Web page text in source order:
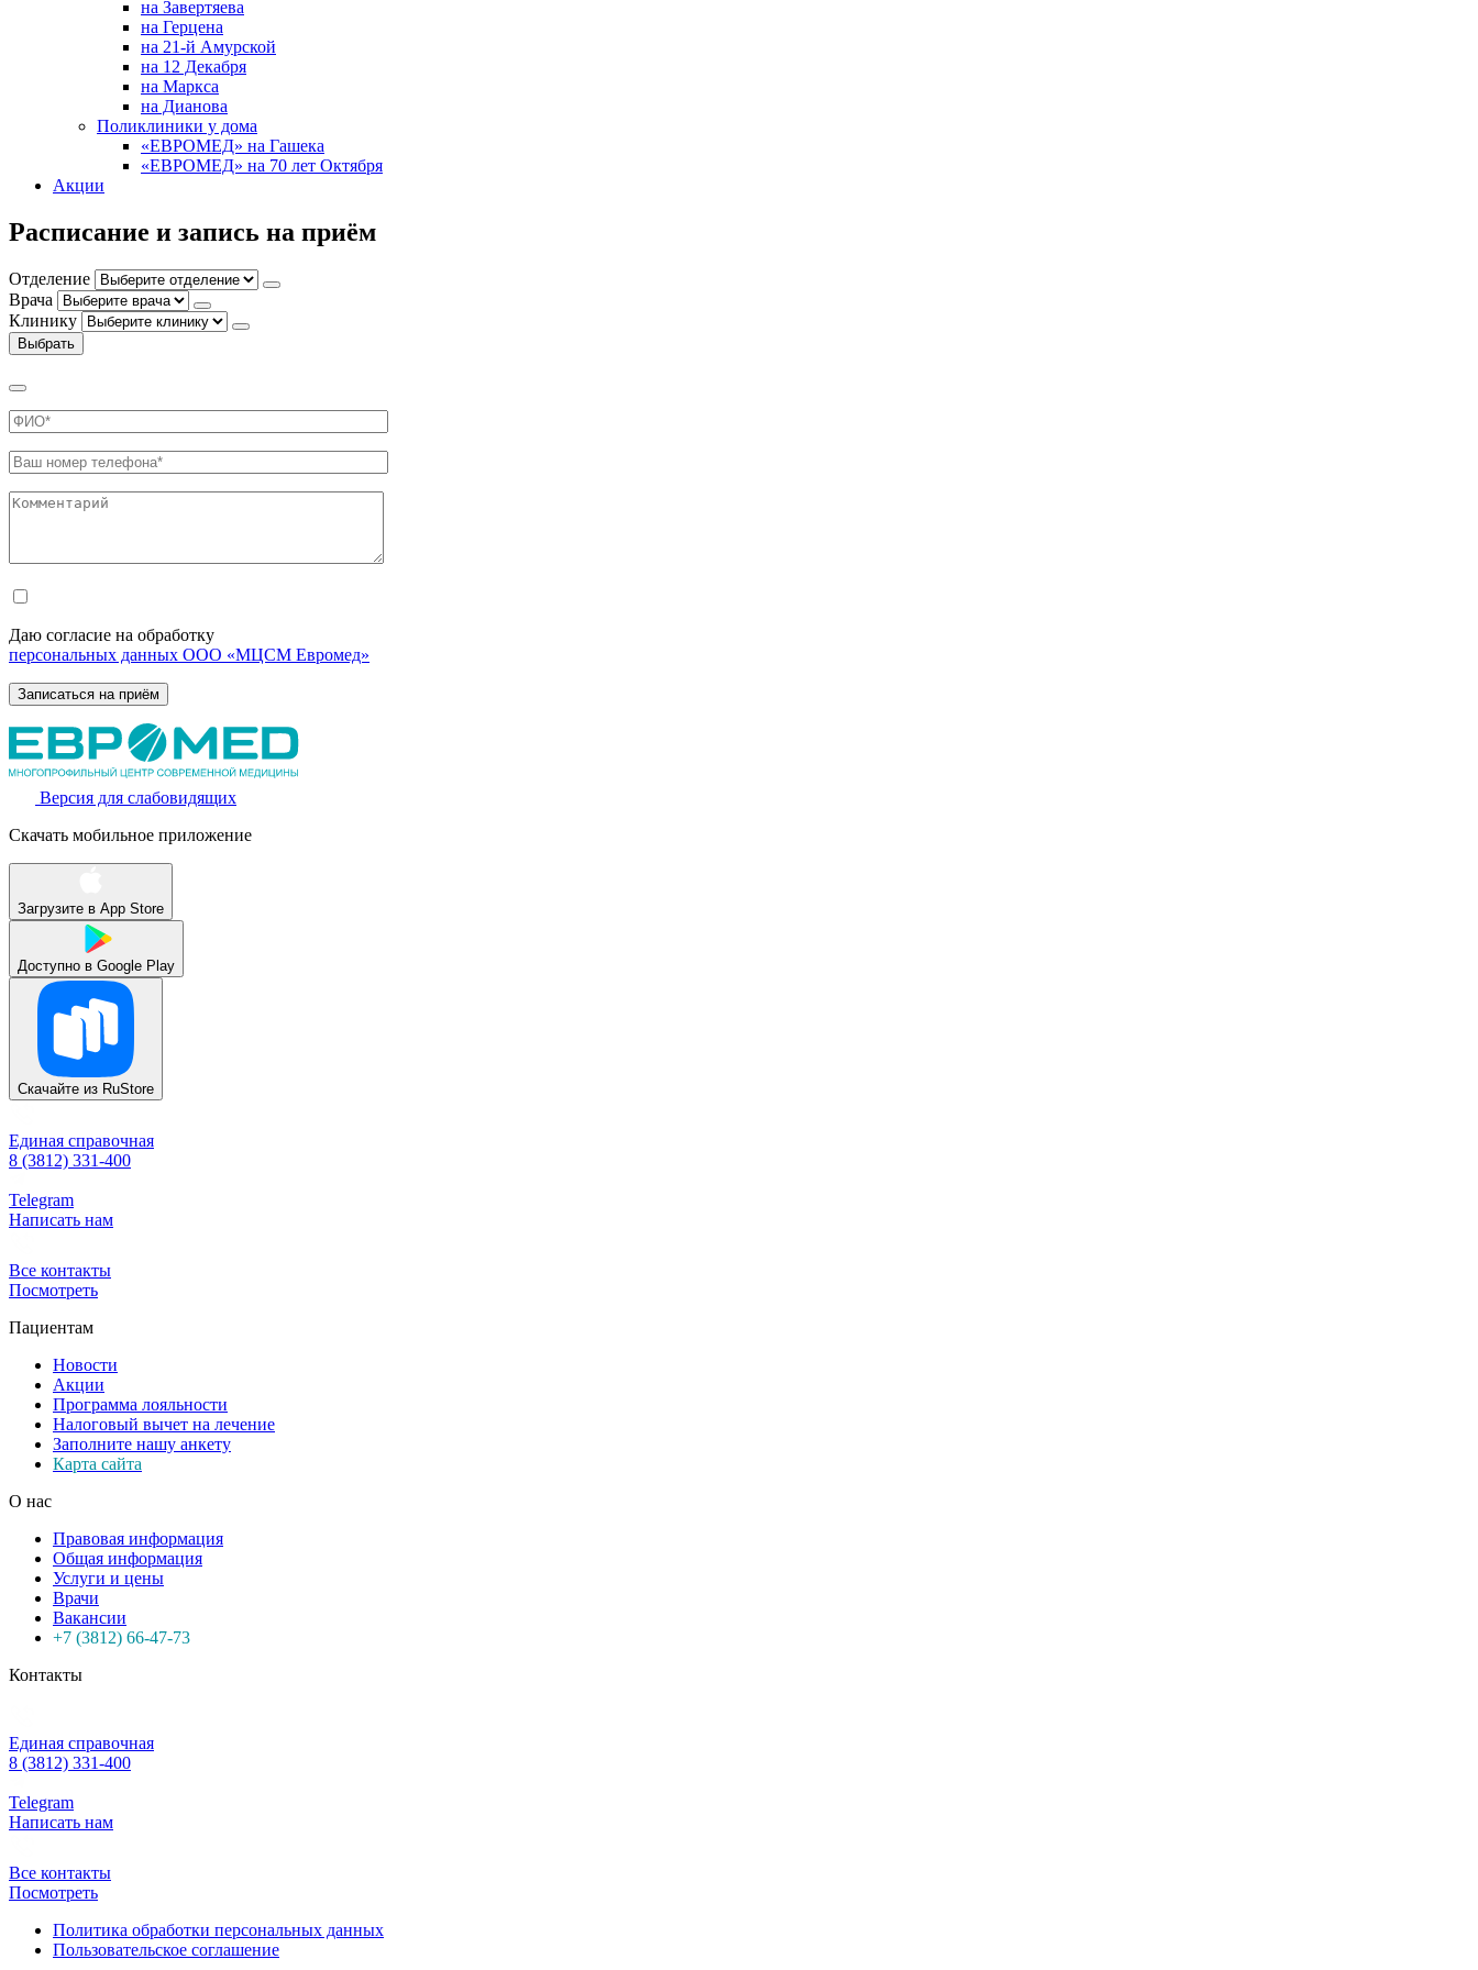
на Завертяева
на Герцена
на 21-й Амурской
на 12 Декабря
на Маркса
на Дианова
Поликлиники у дома
«ЕВРОМЕД» на Гашека
«ЕВРОМЕД» на 70 лет Октября
Акции
Расписание и запись на приём
Отделение
Врача
Клинику
Выбрать
Даю согласие на обработку
персональных данных ООО «МЦСМ Евромед»
Версия для слабовидящих
Скачать мобильное приложение
Загрузите в App Store
Доступно в Google Play
Скачайте из RuStore
Единая справочная
8 (3812) 331-400
Telegram
Написать нам
Все контакты
Посмотреть
Пациентам
Новости
Акции
Программа лояльности
Налоговый вычет на лечение
Заполните нашу анкету
Карта сайта
О нас
Правовая информация
Общая информация
Услуги и цены
Врачи
Вакансии
+7 (3812) 66-47-73
Контакты
Единая справочная
8 (3812) 331-400
Telegram
Написать нам
Все контакты
Посмотреть
Политика обработки персональных данных
Пользовательское соглашение